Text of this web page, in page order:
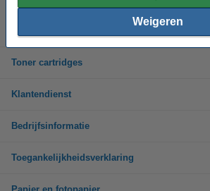
Weigeren
Toner cartridges
Klantendienst
Bedrijfsinformatie
Toegankelijkheidsverklaring